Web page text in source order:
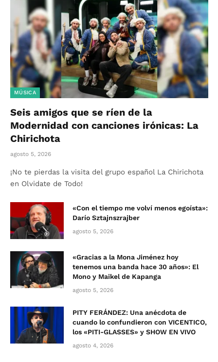
MÚSICA
Seis amigos que se ríen de la
Modernidad con canciones irónicas: La
Chirichota
agosto 5, 2026
¡No te pierdas la visita del grupo español La Chirichota
en Olvidate de Todo!
«Con el tiempo me volví menos egoísta»:
Darío Sztajnszrajber
agosto 5, 2026
«Gracias a la Mona Jiménez hoy
tenemos una banda hace 30 años»: El
Mono y Maikel de Kapanga
agosto 5, 2026
PITY FERÁNDEZ: Una anécdota de
cuando lo confundieron con VICENTICO,
los «PITI-GLASSES» y SHOW EN VIVO
agosto 4, 2026